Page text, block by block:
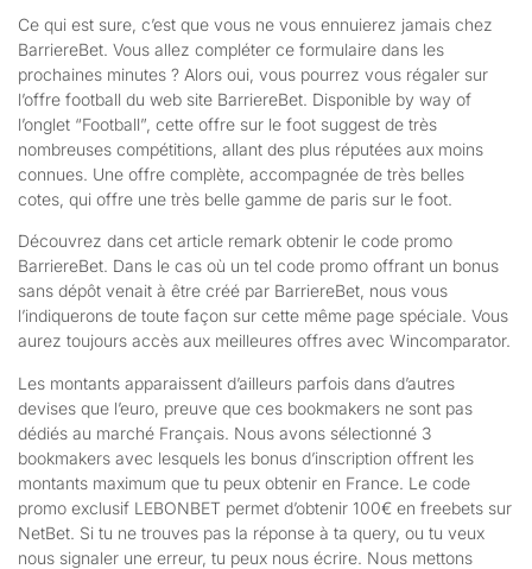
Ce qui est sure, c’est que vous ne vous ennuierez jamais chez
BarriereBet. Vous allez compléter ce formulaire dans les
prochaines minutes ? Alors oui, vous pourrez vous régaler sur
l’offre football du web site BarriereBet. Disponible by way of
l’onglet “Football”, cette offre sur le foot suggest de très
nombreuses compétitions, allant des plus réputées aux moins
connues. Une offre complète, accompagnée de très belles
cotes, qui offre une très belle gamme de paris sur le foot.
Découvrez dans cet article remark obtenir le code promo
BarriereBet. Dans le cas où un tel code promo offrant un bonus
sans dépôt venait à être créé par BarriereBet, nous vous
l’indiquerons de toute façon sur cette même page spéciale. Vous
aurez toujours accès aux meilleures offres avec Wincomparator.
Les montants apparaissent d’ailleurs parfois dans d’autres
devises que l’euro, preuve que ces bookmakers ne sont pas
dédiés au marché Français. Nous avons sélectionné 3
bookmakers avec lesquels les bonus d’inscription offrent les
montants maximum que tu peux obtenir en France. Le code
promo exclusif LEBONBET permet d’obtenir 100€ en freebets sur
NetBet. Si tu ne trouves pas la réponse à ta query, ou tu veux
nous signaler une erreur, tu peux nous écrire. Nous mettons